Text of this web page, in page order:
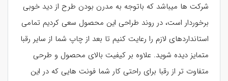
شرکت ها میباشد که باتوجه به مدرن بودن طرح از دید خوبی
برخوردار است، در روند طراحی این محصول سعی کردیم تمامی
استانداردهای لازم را رعایت کنیم تا بعد از چاپ شما از سایر رقبا
متمایز دیده شوید. علاوه بر کیفیت بالای محصول و طرحی
متفاوت تر از رقبا برای راحتی کار شما فونت هایی که در این